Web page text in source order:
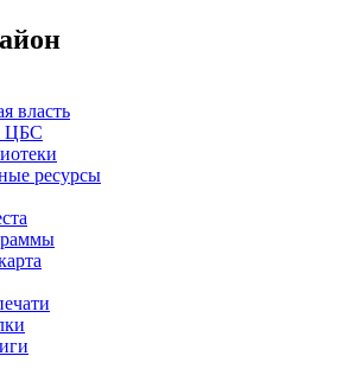
власть
ЦБС
ресурсы